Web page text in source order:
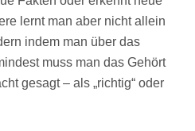
lernt man aber nicht allein
indem man über das
muss man das Gehört
gesagt – als „richtig“ oder